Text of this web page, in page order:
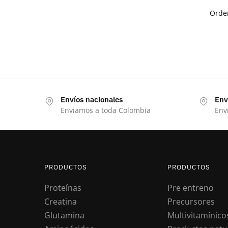
Envíos nacionales
Enviamos a toda Colombia
PRODUCTOS
Proteínas
Creatina
Glutamina
PRODUCTOS
Pre entreno
Precursores